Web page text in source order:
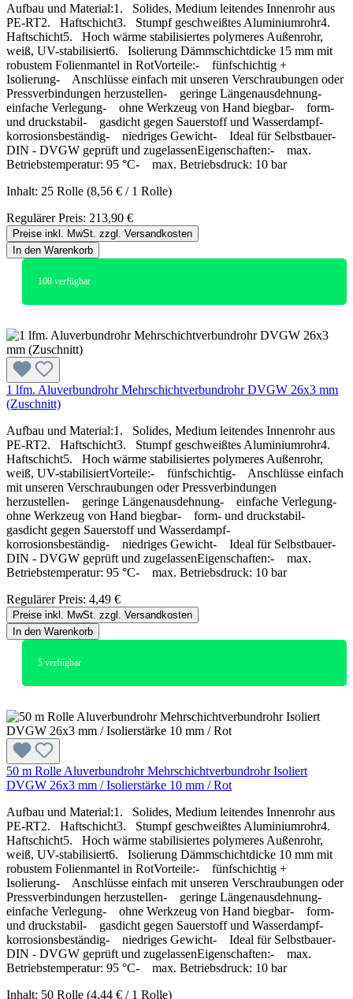
Aufbau und Material:1. Solides, Medium leitendes Innenrohr aus
PE-RT2. Haftschicht3. Stumpf geschweißtes Aluminiumrohr4.
Haftschicht5. Hoch wärme stabilisiertes polymeres Außenrohr,
weiß, UV-stabilisiert6. Isolierung Dämmschichtdicke 15 mm mit
robustem Folienmantel in RotVorteile:- fünfschichtig +
Isolierung- Anschlüsse einfach mit unseren Verschraubungen oder
Pressverbindungen herzustellen- geringe Längenausdehnung-
einfache Verlegung- ohne Werkzeug von Hand biegbar- form-
und druckstabil- gasdicht gegen Sauerstoff und Wasserdampf-
korrosionsbeständig- niedriges Gewicht- Ideal für Selbstbauer-
DIN - DVGW geprüft und zugelassenEigenschaften:- max.
Betriebstemperatur: 95 °C- max. Betriebsdruck: 10 bar
Inhalt: 25 Rolle (8,56 € / 1 Rolle)
Regulärer Preis: 213,90 €
Preise inkl. MwSt. zzgl. Versandkosten
In den Warenkorb
100 verfügbar
1 lfm. Aluverbundrohr Mehrschichtverbundrohr DVGW 26x3 mm
(Zuschnitt)
Aufbau und Material:1. Solides, Medium leitendes Innenrohr aus
PE-RT2. Haftschicht3. Stumpf geschweißtes Aluminiumrohr4.
Haftschicht5. Hoch wärme stabilisiertes polymeres Außenrohr,
weiß, UV-stabilisiertVorteile:- fünfschichtig- Anschlüsse einfach
mit unseren Verschraubungen oder Pressverbindungen
herzustellen- geringe Längenausdehnung- einfache Verlegung-
ohne Werkzeug von Hand biegbar- form- und druckstabil-
gasdicht gegen Sauerstoff und Wasserdampf-
korrosionsbeständig- niedriges Gewicht- Ideal für Selbstbauer-
DIN - DVGW geprüft und zugelassenEigenschaften:- max.
Betriebstemperatur: 95 °C- max. Betriebsdruck: 10 bar
Regulärer Preis: 4,49 €
Preise inkl. MwSt. zzgl. Versandkosten
In den Warenkorb
5 verfügbar
50 m Rolle Aluverbundrohr Mehrschichtverbundrohr Isoliert
DVGW 26x3 mm / Isolierstärke 10 mm / Rot
Aufbau und Material:1. Solides, Medium leitendes Innenrohr aus
PE-RT2. Haftschicht3. Stumpf geschweißtes Aluminiumrohr4.
Haftschicht5. Hoch wärme stabilisiertes polymeres Außenrohr,
weiß, UV-stabilisiert6. Isolierung Dämmschichtdicke 10 mm mit
robustem Folienmantel in RotVorteile:- fünfschichtig +
Isolierung- Anschlüsse einfach mit unseren Verschraubungen oder
Pressverbindungen herzustellen- geringe Längenausdehnung-
einfache Verlegung- ohne Werkzeug von Hand biegbar- form-
und druckstabil- gasdicht gegen Sauerstoff und Wasserdampf-
korrosionsbeständig- niedriges Gewicht- Ideal für Selbstbauer-
DIN - DVGW geprüft und zugelassenEigenschaften:- max.
Betriebstemperatur: 95 °C- max. Betriebsdruck: 10 bar
Inhalt: 50 Rolle (4,44 € / 1 Rolle)